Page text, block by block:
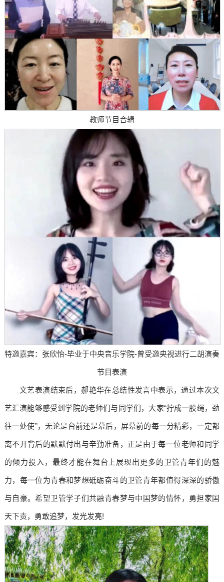
教师节目合辑
特邀嘉宾：张欣怡-毕业于中央音乐学院-曾受邀央视进行二胡演奏
节目表演
文艺表演结束后，郝艳华在总结性发言中表示，通过本次文
艺汇演能够感受到学院的老师们与同学们，大家“拧成一股绳，劲
往一处使”，无论是台前还是幕后，屏幕前的每一分精彩，一定都
离不开背后的默默付出与辛勤准备，正是由于每一位老师和同学
的倾力投入，最终才能在舞台上展现出更多的卫管青年们的魅
力，每一位为青春和梦想砥砺奋斗的卫管青年都值得深深的骄傲
与自豪。希望卫管学子们共融青春梦与中国梦的情怀，勇担家国
天下责，勇敢追梦，发光发亮!